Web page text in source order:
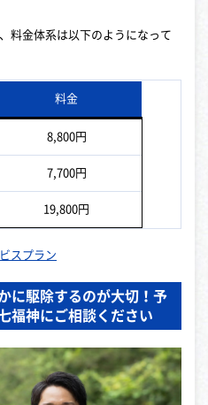
料金体系は以下のようになって
料金
8,800円
7,700円
19,800円
スプラン
に駆除するのが大切！予
福神にご相談ください